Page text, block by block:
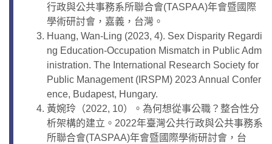
行政與公共事務系所聯合會(TASPAA)年會暨國際
學術研討會，嘉義，台灣。
Huang, Wan-Ling (2023, 4). Sex Disparity Regardi
ng Education-Occupation Mismatch in Public Adm
inistration. The International Research Society for
Public Management (IRSPM) 2023 Annual Confer
ence, Budapest, Hungary.
黃婉玲（2022, 10）。為何想從事公職？整合性分
析架構的建立。2022年臺灣公共行政與公共事務系
所聯合會(TASPAA)年會暨國際學術研討會，台